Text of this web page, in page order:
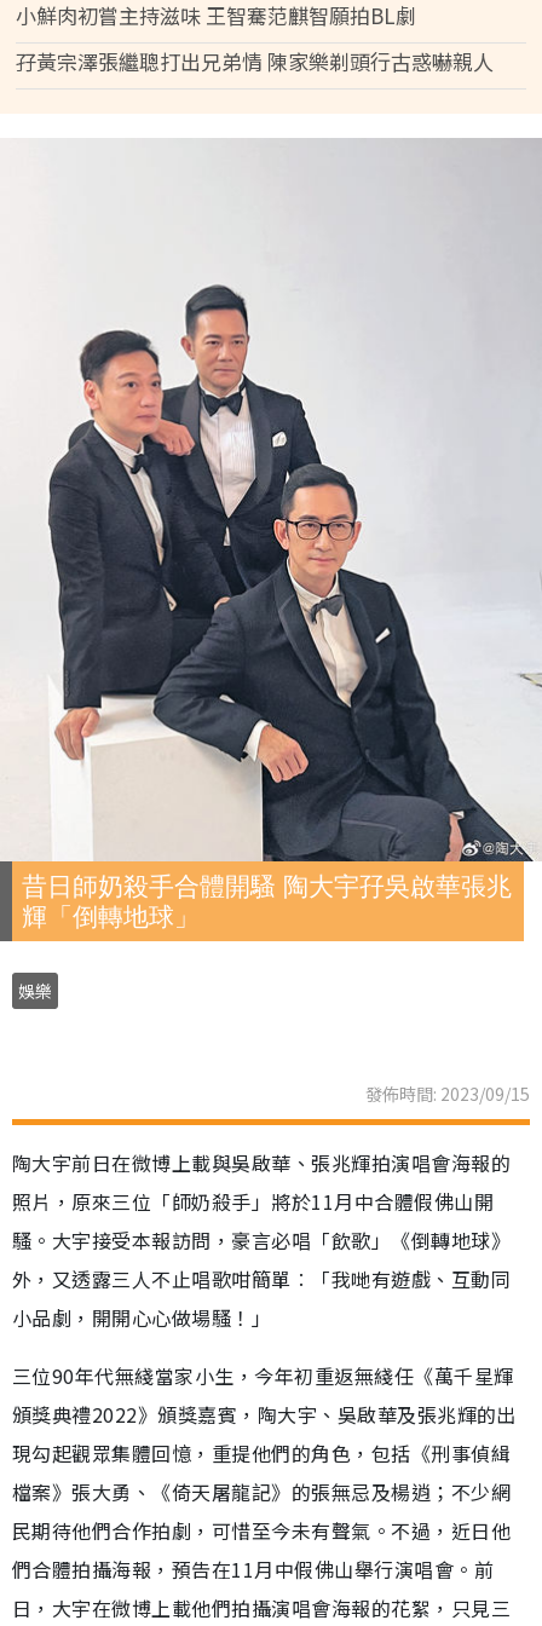
小鮮肉初嘗主持滋味 王智騫范麒智願拍BL劇
孖黃宗澤張繼聰打出兄弟情 陳家樂剃頭行古惑嚇親人
昔日師奶殺手合體開騷 陶大宇孖吳啟華張兆
輝「倒轉地球」
娛樂
發佈時間: 2023/09/15
陶大宇前日在微博上載與吳啟華、張兆輝拍演唱會海報的
照片，原來三位「師奶殺手」將於11月中合體假佛山開
騷。大宇接受本報訪問，豪言必唱「飲歌」《倒轉地球》
外，又透露三人不止唱歌咁簡單︰「我哋有遊戲、互動同
小品劇，開開心心做場騷！」
三位90年代無綫當家小生，今年初重返無綫任《萬千星輝
頒獎典禮2022》頒獎嘉賓，陶大宇、吳啟華及張兆輝的出
現勾起觀眾集體回憶，重提他們的角色，包括《刑事偵緝
檔案》張大勇、《倚天屠龍記》的張無忌及楊逍；不少網
民期待他們合作拍劇，可惜至今未有聲氣。不過，近日他
們合體拍攝海報，預告在11月中假佛山舉行演唱會。前
日，大宇在微博上載他們拍攝演唱會海報的花絮，只見三